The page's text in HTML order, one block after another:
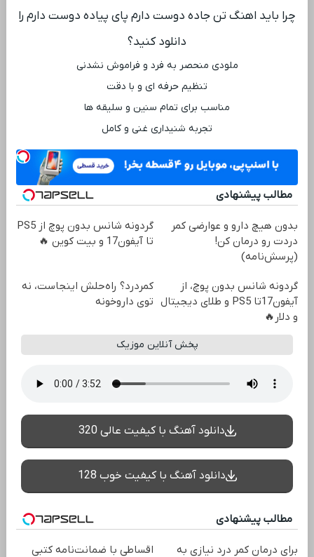
چرا باید اهنگ تن جاده دوست دارم پای پیاده دوست دارم را
دانلود کنید؟
ملودی منحصر به فرد و فراموش ‌نشدنی
تنظیم حرفه ‌ای و با دقت
مناسب برای تمام سنین و سلیقه ‌ها
تجربه شنیداری غنی و کامل
مطالب پیشنهادی
بدون هیچ دارو و عوارضی کمر
دردت رو درمان کن!
(پرسش‌نامه)
گردونه شانس بدون پوچ از PS5
تا آیفون17 و بیت کوین 🔥
گردونه شانس بدون پوچ، از
آیفون17تا PS5 و طلای دیجیتال
و دلار🔥
کمردرد؟ راه‌حلش اینجاست، نه
توی داروخونه
پخش آنلاین موزیک
دانلود آهنگ با کیفیت عالی 320
دانلود آهنگ با کیفیت خوب 128
مطالب پیشنهادی
برای درمان کمر درد نیازی به
اقساطی با ضمانت‌نامه کتبی